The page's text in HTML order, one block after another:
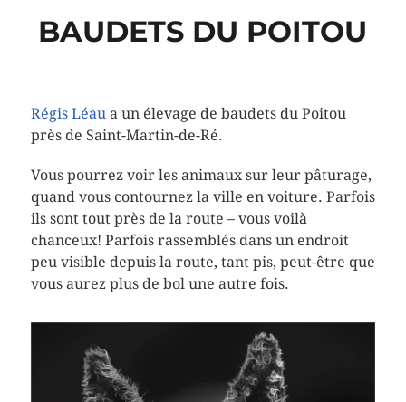
BAUDETS DU POITOU
Régis Léau a un élevage de baudets du Poitou
près de Saint-Martin-de-Ré.
Vous pourrez voir les animaux sur leur pâturage,
quand vous contournez la ville en voiture. Parfois
ils sont tout près de la route – vous voilà
chanceux! Parfois rassemblés dans un endroit
peu visible depuis la route, tant pis, peut-être que
vous aurez plus de bol une autre fois.